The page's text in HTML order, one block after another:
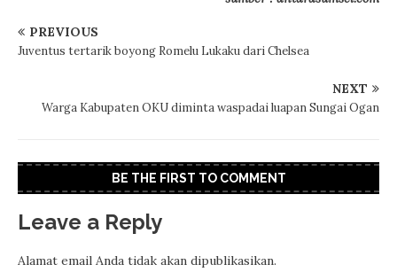
PREVIOUS
Juventus tertarik boyong Romelu Lukaku dari Chelsea
NEXT
Warga Kabupaten OKU diminta waspadai luapan Sungai Ogan
BE THE FIRST TO COMMENT
Leave a Reply
Alamat email Anda tidak akan dipublikasikan.